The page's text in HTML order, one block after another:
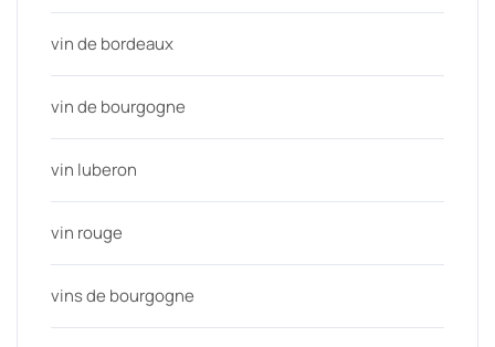
vin de bordeaux
vin de bourgogne
vin luberon
vin rouge
vins de bourgogne